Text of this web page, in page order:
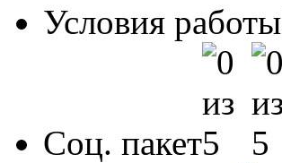
Условия работы
Соц. пакет